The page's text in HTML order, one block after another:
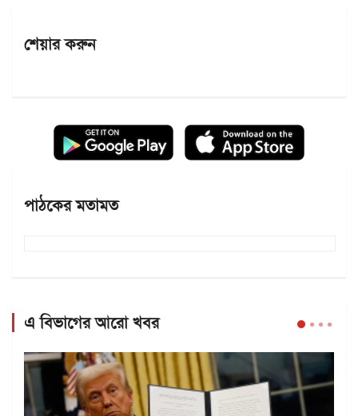
শেয়ার করুন
পাঠকের মতামত
এ বিভাগের আরো খবর